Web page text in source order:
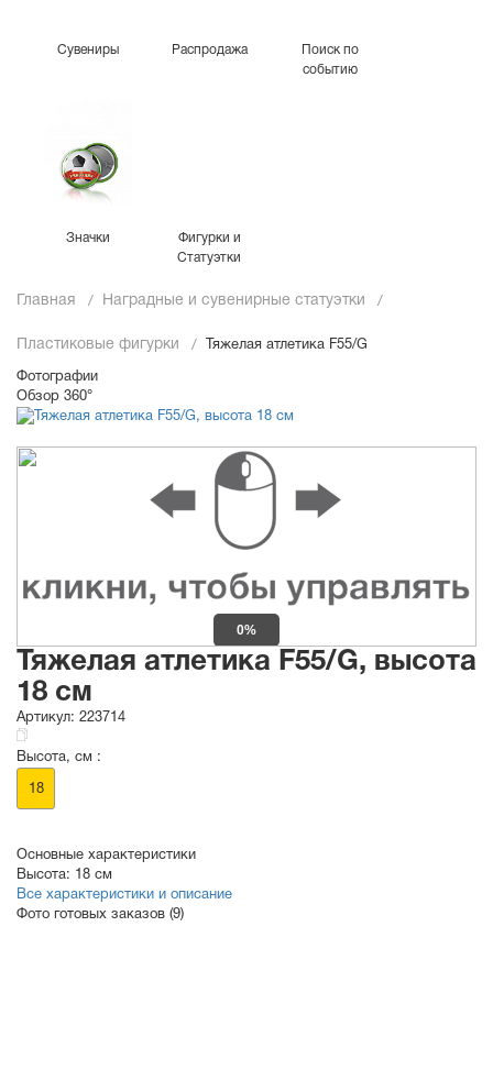
Сувениры Распродажа
Поиск по
событию
Значки
Фигурки и
Статуэтки
Главная Наградные и сувенирные статуэтки
Пластиковые фигурки Тяжелая атлетика F55/G
Фотографии
Обзор 360°
0%
Тяжелая атлетика F55/G, высота
18 см
Артикул: 223714
Высота, см :
18
Основные характеристики
Высота: 18 см
Все характеристики и описание
Фото готовых заказов (9)